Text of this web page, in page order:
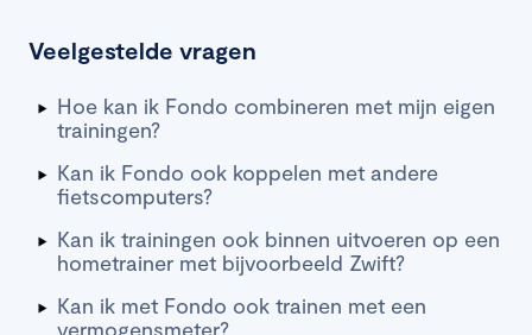
Veelgestelde vragen
Hoe kan ik Fondo combineren met mijn eigen
trainingen?
Kan ik Fondo ook koppelen met andere
fietscomputers?
Kan ik trainingen ook binnen uitvoeren op een
hometrainer met bijvoorbeeld Zwift?
Kan ik met Fondo ook trainen met een
vermogensmeter?